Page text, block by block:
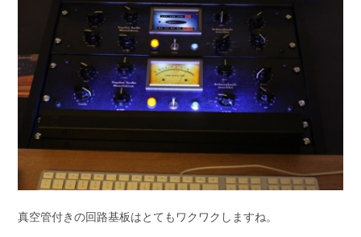
真空管付きの回路基板はとてもワクワクしますね。